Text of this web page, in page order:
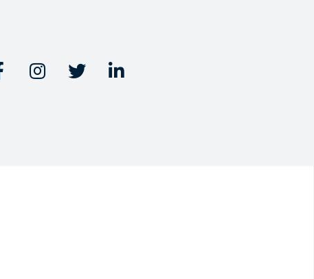
  